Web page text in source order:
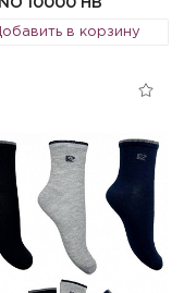
10000 HB
в корзину